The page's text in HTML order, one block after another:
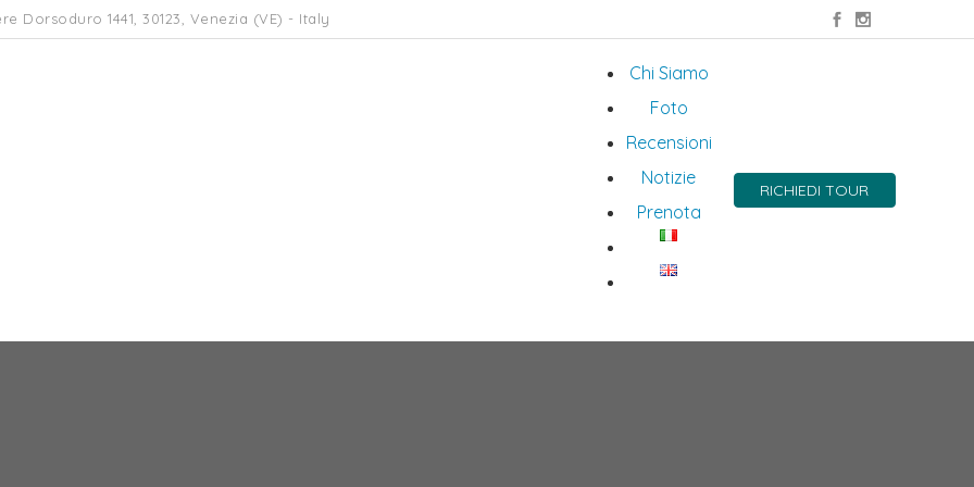
Dorsoduro 1441, 30123, Venezia (VE) - Italy
Chi Siamo
Foto
Recensioni
Notizie
Prenota
RICHIEDI TOUR